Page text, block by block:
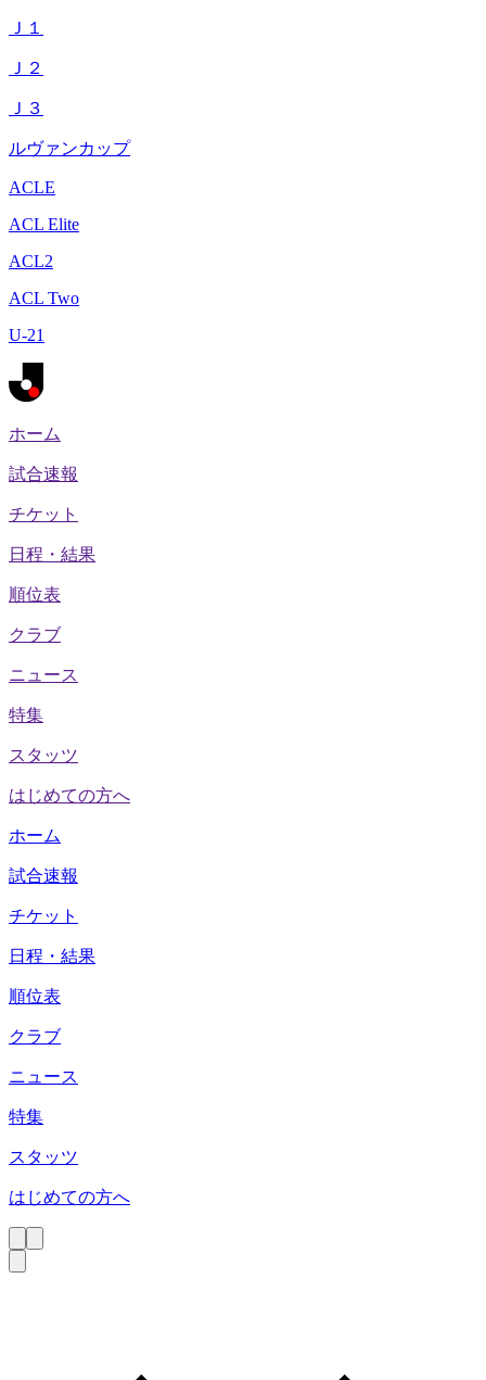
Ｊ１
Ｊ２
Ｊ３
ルヴァンカップ
ACLE
ACL Elite
ACL2
ACL Two
U-21
ホーム
試合速報
チケット
日程・結果
順位表
クラブ
ニュース
特集
スタッツ
はじめての方へ
ホーム
試合速報
チケット
日程・結果
順位表
クラブ
ニュース
特集
スタッツ
はじめての方へ